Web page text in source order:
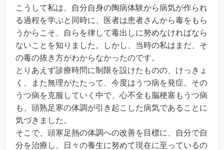
こうして私は、自分自身の陶病体験から病気が作られ
る過程を学ぶと同時に、医者は患者さんから毒をもら
うからこそ、自らを律して毒出しに努めなければなら
ないことを知りました。しかし、当時の私はまだ、そ
の毒の抜き方がわからなかったのです。
とりあえず診療時問に制限を設けたものの、けっきょ
く、また無理がたたって、今度はうつ病を発症。その
うつ病を克服していく中で、心不全も脳梗塞もうつ病
も、頭熟足寒の体調が引き起こした病気であることに
気づきました。
そこで、頭寒足熱の体調への改善を目標に、自分で自
分を治療し、日々の養生に努めて現在に至っているの